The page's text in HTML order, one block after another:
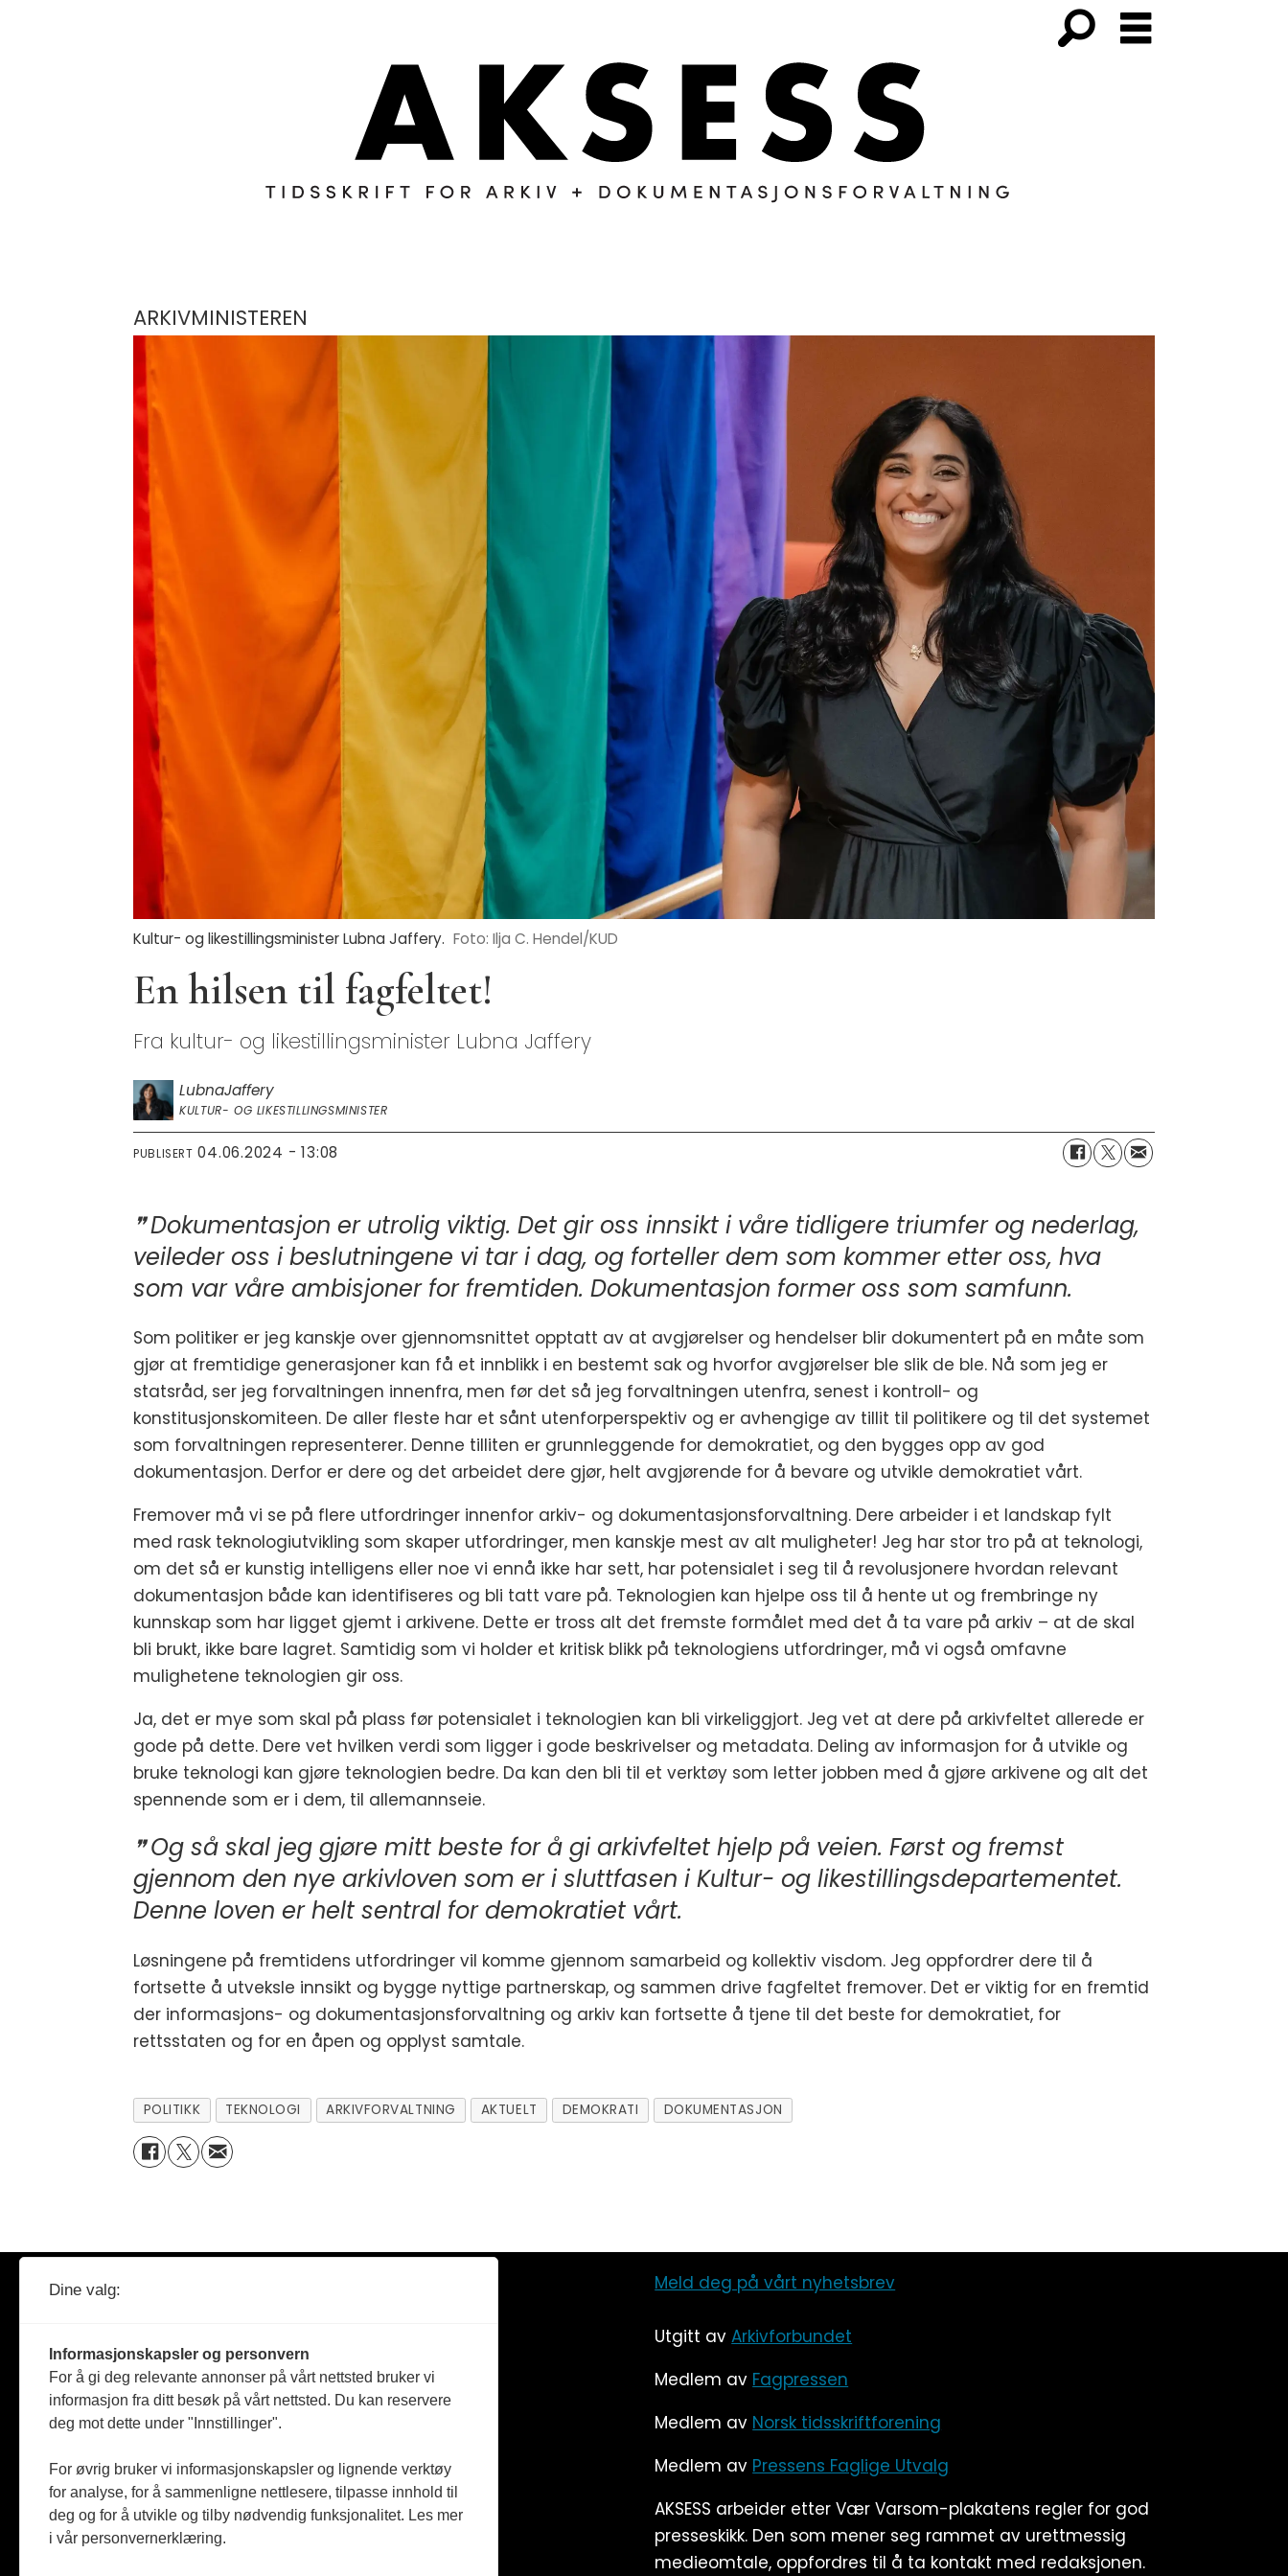
ARKIVMINISTEREN
Kultur- og likestillingsminister Lubna Jaffery. Foto: Ilja C. Hendel/KUD
En hilsen til fagfeltet!
Fra kultur- og likestillingsminister Lubna Jaffery
LubnaJaffery
KULTUR- OG LIKESTILLINGSMINISTER
PUBLISERT 04.06.2024 - 13:08
Dokumentasjon er utrolig viktig. Det gir oss innsikt i våre tidligere triumfer og nederlag,
veileder oss i beslutningene vi tar i dag, og forteller dem som kommer etter oss, hva
som var våre ambisjoner for fremtiden. Dokumentasjon former oss som samfunn.
Som politiker er jeg kanskje over gjennomsnittet opptatt av at avgjørelser og hendelser blir dokumentert på en måte som
gjør at fremtidige generasjoner kan få et innblikk i en bestemt sak og hvorfor avgjørelser ble slik de ble. Nå som jeg er
statsråd, ser jeg forvaltningen innenfra, men før det så jeg forvaltningen utenfra, senest i kontroll- og
konstitusjonskomiteen. De aller fleste har et sånt utenforperspektiv og er avhengige av tillit til politikere og til det systemet
som forvaltningen representerer. Denne tilliten er grunnleggende for demokratiet, og den bygges opp av god
dokumentasjon. Derfor er dere og det arbeidet dere gjør, helt avgjørende for å bevare og utvikle demokratiet vårt.
Fremover må vi se på flere utfordringer innenfor arkiv- og dokumentasjonsforvaltning. Dere arbeider i et landskap fylt
med rask teknologiutvikling som skaper utfordringer, men kanskje mest av alt muligheter! Jeg har stor tro på at teknologi,
om det så er kunstig intelligens eller noe vi ennå ikke har sett, har potensialet i seg til å revolusjonere hvordan relevant
dokumentasjon både kan identifiseres og bli tatt vare på. Teknologien kan hjelpe oss til å hente ut og frembringe ny
kunnskap som har ligget gjemt i arkivene. Dette er tross alt det fremste formålet med det å ta vare på arkiv – at de skal
bli brukt, ikke bare lagret. Samtidig som vi holder et kritisk blikk på teknologiens utfordringer, må vi også omfavne
mulighetene teknologien gir oss.
Ja, det er mye som skal på plass før potensialet i teknologien kan bli virkeliggjort. Jeg vet at dere på arkivfeltet allerede er
gode på dette. Dere vet hvilken verdi som ligger i gode beskrivelser og metadata. Deling av informasjon for å utvikle og
bruke teknologi kan gjøre teknologien bedre. Da kan den bli til et verktøy som letter jobben med å gjøre arkivene og alt det
spennende som er i dem, til allemannseie.
Og så skal jeg gjøre mitt beste for å gi arkivfeltet hjelp på veien. Først og fremst
gjennom den nye arkivloven som er i sluttfasen i Kultur- og likestillingsdepartementet.
Denne loven er helt sentral for demokratiet vårt.
Løsningene på fremtidens utfordringer vil komme gjennom samarbeid og kollektiv visdom. Jeg oppfordrer dere til å
fortsette å utveksle innsikt og bygge nyttige partnerskap, og sammen drive fagfeltet fremover. Det er viktig for en fremtid
der informasjons- og dokumentasjonsforvaltning og arkiv kan fortsette å tjene til det beste for demokratiet, for
rettsstaten og for en åpen og opplyst samtale.
POLITIKK TEKNOLOGI ARKIVFORVALTNING AKTUELT DEMOKRATI DOKUMENTASJON
Ansvarlig redaktør: Heidi Meen
post@aksess-tidsskrift.no
Facebook
Instagram
© Aksess 2026
Meld deg på vårt nyhetsbrev
Utgitt avArkivforbundet
Medlem av Fagpressen
Medlem av Norsk tidsskriftforening
Medlem av Pressens Faglige Utvalg
AKSESS arbeider etter Vær Varsom-plakatens regler for god
presseskikk. Den som mener seg rammet av urettmessig
medieomtale, oppfordres til å ta kontakt med redaksjonen.
Dine valg:
Informasjonskapsler og personvern
For å gi deg relevante annonser på vårt nettsted bruker vi
informasjon fra ditt besøk på vårt nettsted. Du kan reservere
deg mot dette under "Innstillinger".
For øvrig bruker vi informasjonskapsler og lignende verktøy
for analyse, for å sammenligne nettlesere, tilpasse innhold til
deg og for å utvikle og tilby nødvendig funksjonalitet. Les mer
i vår personvernerklæring.